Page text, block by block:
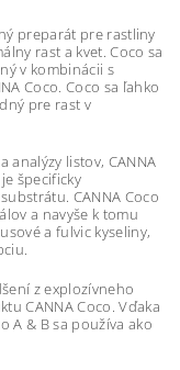
preparát pre rastliny
rast a kvet. Coco sa
v kombinácii s
Coco. Coco sa ľahko
pre rast v
analýzy listov, CANNA
špecificky
CANNA Coco
a navyše k tomu
a fulvic kyseliny,
z explozívneho
CANNA Coco. Vďaka
A & B sa používa ako